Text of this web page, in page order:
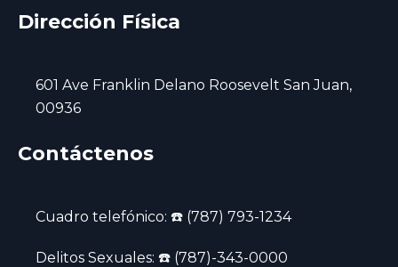
Dirección Física
601 Ave Franklin Delano Roosevelt San Juan,
00936
Contáctenos
Cuadro telefónico: ☎️ (787) 793-1234
Delitos Sexuales: ☎️ (787)-343-0000